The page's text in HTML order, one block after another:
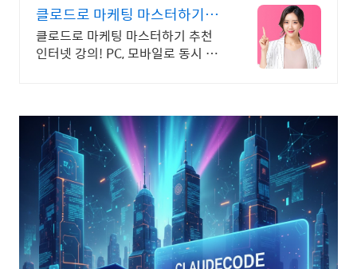
클로드로 마케팅 마스터하기
PC/스마트폰 동영상강의
클로드로 마케팅 마스터하기 추천
인터넷 강의! PC, 모바일로 동시 수